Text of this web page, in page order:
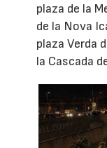
plaza de la
de la Nova
plaza Verda
la Cascada